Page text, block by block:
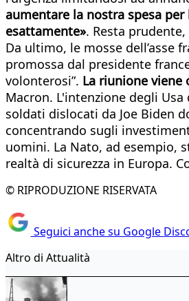
aumentare la nostra spesa
esattamente». Resta
Da ultimo, le mosse dell’asse
promossa dal presidente
volonterosi”. La riunione
Macron. L'intenzione degli
soldati dislocati da Joe Biden
concentrando sugli
uomini. La Nato, ad esempio,
realtà di sicurezza in Europa.
© RIPRODUZIONE RISERVATA
Seguici anche su Google
Altro di Attualità